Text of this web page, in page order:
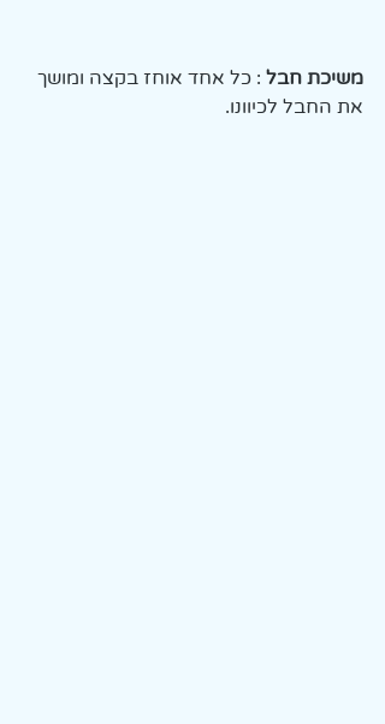
משיכת חבל : כל אחד אוחז בקצה ומושך
את החבל לכיוונו.